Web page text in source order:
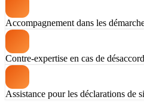
Accompagnement dans les
Contre-expertise en cas de désaccord
Assistance pour les déclarations de